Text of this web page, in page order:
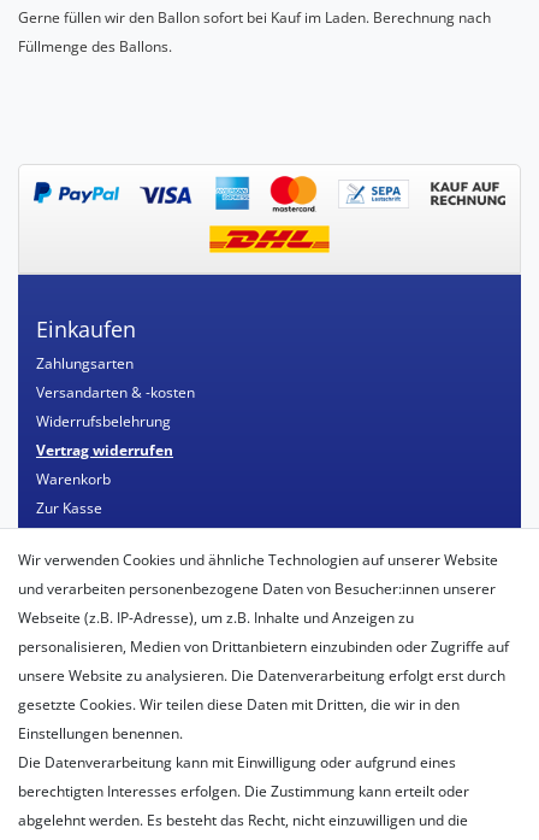
Gerne füllen wir den Ballon sofort bei Kauf im Laden. Berechnung nach
Füllmenge des Ballons.
Einkaufen
Zahlungsarten
Versandarten & -kosten
Widerrufsbelehrung
Vertrag widerrufen
Warenkorb
Zur Kasse
Mein Konto
Registrieren
Login
Unternehmen
Wir verwenden Cookies und ähnliche Technologien auf unserer Website
und verarbeiten personenbezogene Daten von Besucher:innen unserer
Webseite (z.B. IP-Adresse), um z.B. Inhalte und Anzeigen zu
personalisieren, Medien von Drittanbietern einzubinden oder Zugriffe auf
unsere Website zu analysieren. Die Datenverarbeitung erfolgt erst durch
gesetzte Cookies. Wir teilen diese Daten mit Dritten, die wir in den
Einstellungen benennen.
Die Datenverarbeitung kann mit Einwilligung oder aufgrund eines
berechtigten Interesses erfolgen. Die Zustimmung kann erteilt oder
abgelehnt werden. Es besteht das Recht, nicht einzuwilligen und die